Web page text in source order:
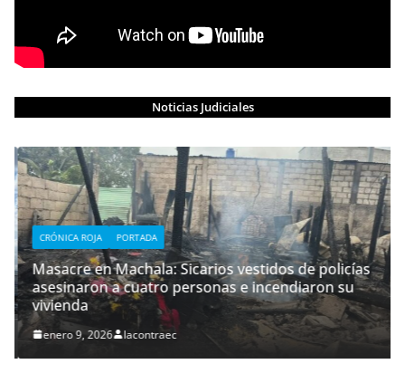
Noticias Judiciales
CRÓNICA ROJA PORTADA
Masacre en Machala: Sicarios vestidos de policías
asesinaron a cuatro personas e incendiaron su
vivienda
enero 9, 2026 lacontraec